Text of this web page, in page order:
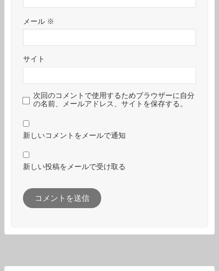
メール ※
サイト
次回のコメントで使用するためブラウザーに自分
の名前、メールアドレス、サイトを保存する。
新しいコメントをメールで通知
新しい投稿をメールで受け取る